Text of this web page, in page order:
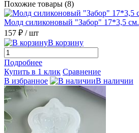
Похожие товары (8)
Молд силиконовый "Забор" 17*3,5 см.
157 ₽ / шт
В корзину
Подробнее
Купить в 1 клик Сравнение
В избранное
В наличии